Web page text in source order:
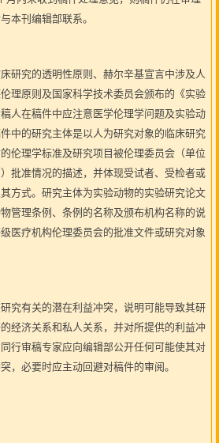
本刊编辑部联系。
究的透明性原则、赫尔辛基宣言中涉及人
理原则及国家科学技术委员会颁布的《实验
人在稿件中应注意医学伦理学问题及实验动
中的研究主体是以人为研究对象的临床研究
伦理学标准及研究项目被伦理委员会（单位
批准情况的描述，并体现受试者、受检者或
方式。研究主体为实验动物的实验研究论文
管理条例、条例的名称及颁布机构名称的说
医疗机构伦理委员会的批准文件或研究对象
有关的潜在利益冲突，说明可能导致其研
经济关系和私人关系，并对所提供的利益冲
行审稿专家应向编辑部公开任何可能使其对
，必要时应主动回避对稿件的审阅。